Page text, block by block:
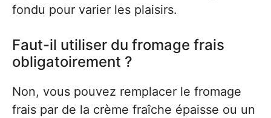
fondu pour varier les plaisirs.
Faut-il utiliser du fromage frais
obligatoirement ?
Non, vous pouvez remplacer le fromage
frais par de la crème fraîche épaisse ou un